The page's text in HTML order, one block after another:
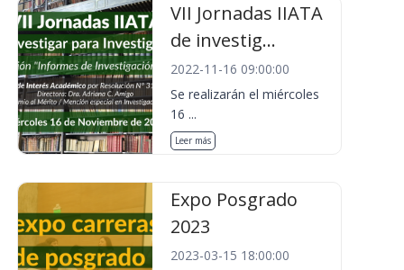
VII Jornadas IIATA
de investig...
2022-11-16 09:00:00
Se realizarán el miércoles
16 ...
Leer más
Expo Posgrado
2023
2023-03-15 18:00:00